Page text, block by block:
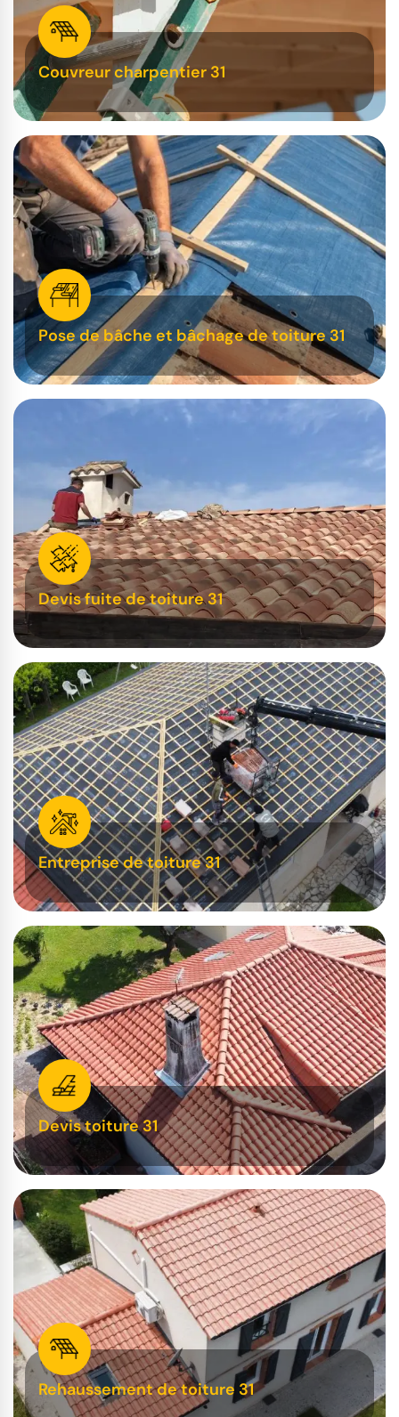
Couvreur charpentier 31
Pose de bâche et bâchage de toiture 31
Devis fuite de toiture 31
Entreprise de toiture 31
Devis toiture 31
Rehaussement de toiture 31